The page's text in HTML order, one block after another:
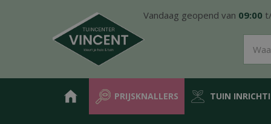
Vandaag geopend van 09:00
PRIJSKNALLERS TUIN